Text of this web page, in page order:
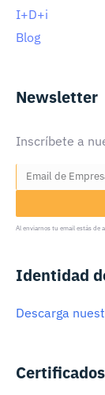
I+D+i
Blog
Newsletter
Inscríbete a
Al enviarnos tu email estás de
Identidad
Descarga
Certificados